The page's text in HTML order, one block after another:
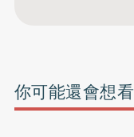
你可能還會想看